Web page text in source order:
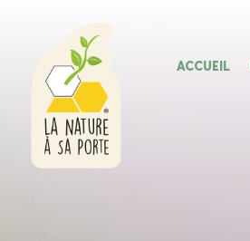
ACCUEIL